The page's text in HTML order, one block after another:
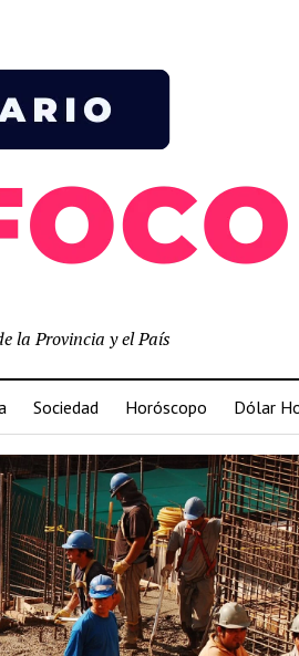
la Provincia y el País
Sociedad Horóscopo Dólar